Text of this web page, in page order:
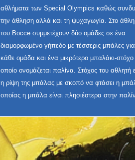
αθλήματα των Special Olympics καθώς
την άθληση αλλά και τη ψυχαγωγία. Στο
του Bocce συμμετέχουν δύο ομάδες σε ένα
διαμορφωμένο γήπεδο με τέσσερις μπάλες για
κάθε ομάδα και ένα μικρότερο μπαλάκι-στόχο
οποίο ονομάζεται παλίνα. Στόχος του αθλητή
η ρίψη της μπάλας με σκοπό να φτάσει η
οποίας η μπάλα είναι πλησιέστερα στην